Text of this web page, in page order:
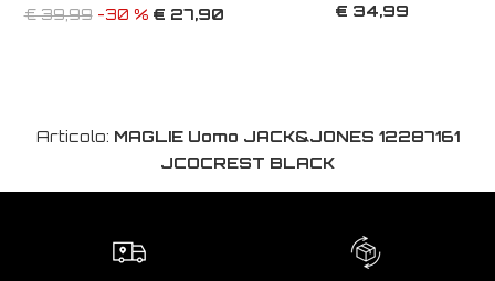
€ 39,99-30 % € 27,90 € 34,99
Articolo: MAGLIE Uomo JACK&JONES 12287161
JCOCREST BLACK